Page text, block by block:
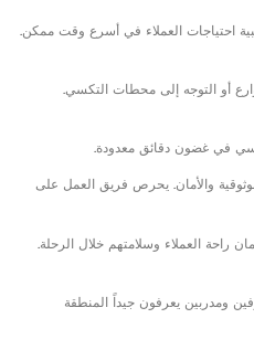
احتياجات العملاء في أسرع وقت ممكن.
أو التوجه إلى محطات التكسي.
في غضون دقائق معدودة.
والأمان. يحرص فريق العمل على
راحة العملاء وسلامتهم خلال الرحلة.
ومدربين يعرفون جيداً المنطقة